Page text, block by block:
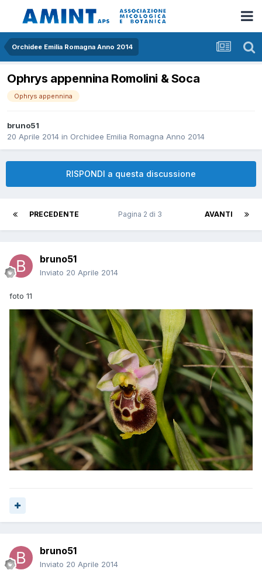
Orchidee Emilia Romagna Anno 2014
Ophrys appennina Romolini & Soca
Ophrys appennina
bruno51
20 Aprile 2014 in Orchidee Emilia Romagna Anno 2014
RISPONDI a questa discussione
PRECEDENTE AVANTI
Pagina 2 di 3
bruno51
Inviato 20 Aprile 2014
foto 11
bruno51
Inviato 20 Aprile 2014